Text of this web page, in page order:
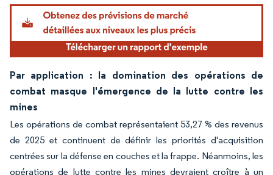
Par application : la domination des opérations de
combat masque l'émergence de la lutte contre les
mines
Les opérations de combat représentaient 53,27 % des revenus
de 2025 et continuent de définir les priorités d'acquisition
centrées sur la défense en couches et la frappe. Néanmoins, les
opérations de lutte contre les mines devraient croître à un